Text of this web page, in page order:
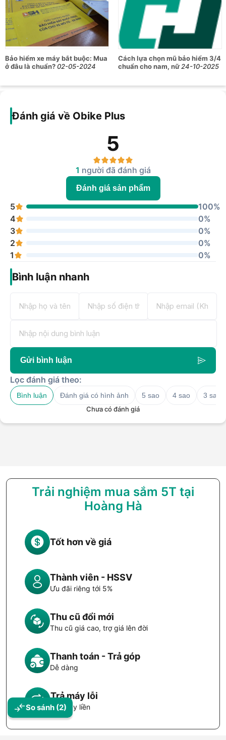
Bảo hiểm xe máy bắt buộc: Mua
ở đâu là chuẩn?02-05-2024
Cách lựa chọn mũ bảo hiểm 3/4
chuẩn cho nam, nữ24-10-2025
So sánh (2)
Đánh giá về Obike Plus
5
1 người đã đánh giá
Đánh giá sản phẩm
5
100%
4
0%
3
0%
2
0%
1
0%
Bình luận nhanh
Gửi bình luận
Lọc đánh giá theo:
Bình luận Đánh giá có hình ảnh 5 sao 4 sao
3 sao
Chưa có đánh giá
Trải nghiệm mua sắm 5T tại
Hoàng Hà
Tốt hơn về giá
Thành viên - HSSV
Ưu đãi riêng tới 5%
Thu cũ đổi mới
Thu cũ giá cao, trợ giá lên đời
Thanh toán - Trả góp
Dễ dàng
Trả máy lỗi
Đổi máy liền